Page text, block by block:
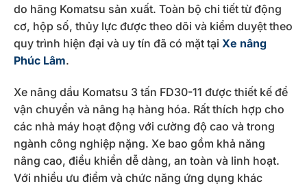
do hãng Komatsu sản xuất. Toàn bộ chi tiết từ động
cơ, hộp số, thủy lực được theo dõi và kiểm duyệt theo
quy trình hiện đại và uy tín đã có mặt tại Xe nâng
Phúc Lâm.
Xe nâng dầu Komatsu 3 tấn FD30-11 được thiết kế để
vận chuyển và nâng hạ hàng hóa. Rất thích hợp cho
các nhà máy hoạt động với cường độ cao và trong
ngành công nghiệp nặng. Xe bao gồm khả năng
nâng cao, điều khiển dễ dàng, an toàn và linh hoạt.
Với nhiều ưu điểm và chức năng ứng dụng khác